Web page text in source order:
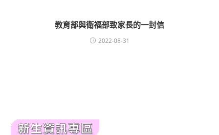
教育部與衛福部致家長的一封信
2022-08-31